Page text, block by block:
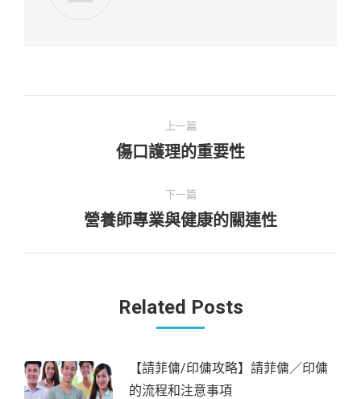
上一篇
上
篇：
傷口護理的重要性
下一篇
下
營養師專業與健康的關連性
Related Posts
【請菲傭/印傭攻略】請菲傭／印傭
的流程和注意事項